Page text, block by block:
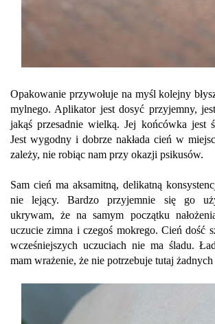
Opakowanie przywołuje na myśl kolejny
mylnego. Aplikator jest dosyć przyjemny,
jakąś przesadnie wielką. Jej końcówka jest
Jest wygodny i dobrze nakłada cień w
zależy, nie robiąc nam przy okazji psikusów.
Sam cień ma aksamitną, delikatną
nie lejący. Bardzo przyjemnie się go
ukrywam, że na samym początku
uczucie zimna i czegoś mokrego. Cień dość
wcześniejszych uczuciach nie ma śladu.
mam wrażenie, że nie potrzebuje tutaj